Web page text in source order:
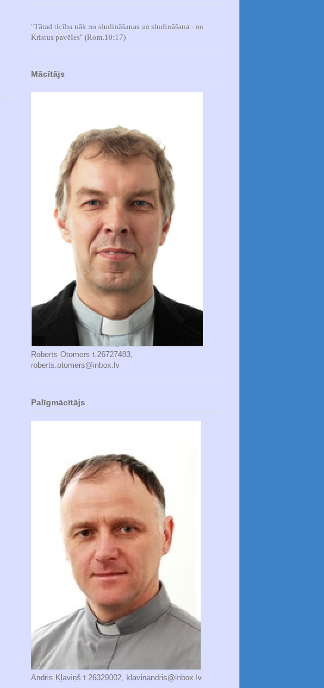
"Tātad ticība nāk no sludināšanas un sludināšana - no
Kristus pavēles" (Rom.10:17)
Mācītājs
Roberts Otomers t.26727483,
roberts.otomers@inbox.lv
Palīgmācītājs
Andris Kļaviņš t.26329002, klavinandris@inbox.lv